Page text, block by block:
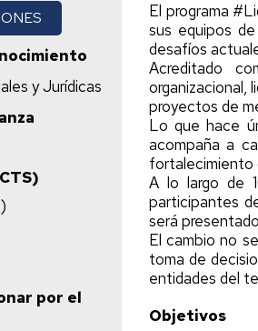
y Jurídicas
por el
El programa
sus equipos
desafíos
Acreditado
organizacional,
proyectos de
Lo que hace
acompaña a
fortalecimiento
A lo largo de
participantes
será
El cambio no
toma de
entidades del
Objetivos